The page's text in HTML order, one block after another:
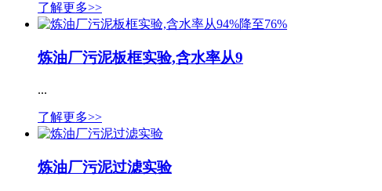
了解更多>>
炼油厂污泥板框实验,含水率从9
...
了解更多>>
炼油厂污泥过滤实验